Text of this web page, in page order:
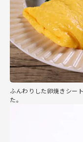
ふんわりした卵焼きシー
た。